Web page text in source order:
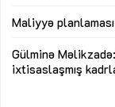
Maliyyə
Gülminə
ixtisaslaşmış